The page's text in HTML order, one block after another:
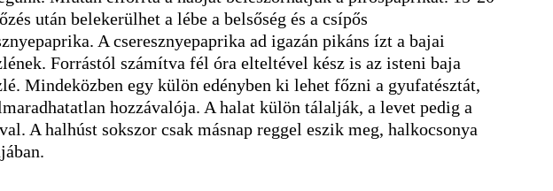
után belekerülhet a lébe a belsőség és a csípős
A cseresznyepaprika ad igazán pikáns ízt a bajai
Forrástól számítva fél óra elteltével kész is az isteni baja
Mindeközben egy külön edényben ki lehet főzni a gyufatésztát,
hozzávalója. A halat külön tálalják, a levet pedig a
A halhúst sokszor csak másnap reggel eszik meg, halkocsonya